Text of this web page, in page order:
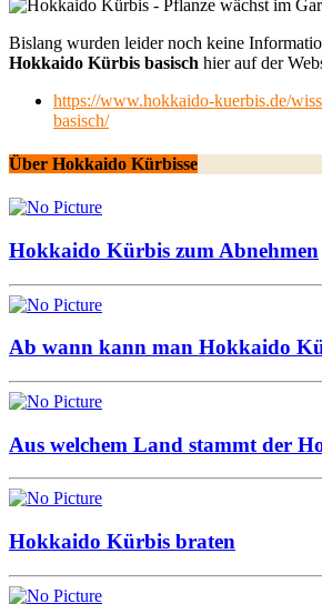
Bislang wurden leider noch keine
Hokkaido Kürbis basisch hier auf der
https://www.hokkaido-kuerbis.de/
basisch/
Über Hokkaido Kürbisse
Hokkaido Kürbis zum Abnehmen
Ab wann kann man Hokkaido
Aus welchem Land stammt der
Hokkaido Kürbis braten